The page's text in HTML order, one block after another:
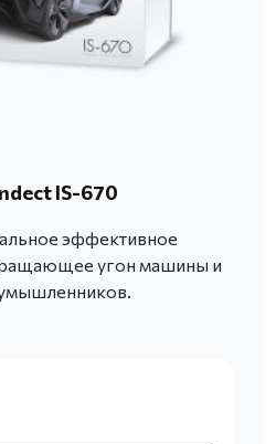
IS-670
эффективное
угон машины и